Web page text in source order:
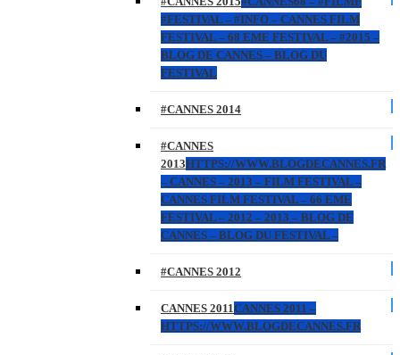
#FESTIVAL – #INFO – CANNES FILM
FESTIVAL – 68 EME FESTIVAL – #2015 –
BLOG DE CANNES – BLOG DU
FESTIVAL
#CANNES 2014
#CANNES
2013HTTPS://WWW.BLOGDECANNES.FR
– CANNES – 2013 – FILM FESTIVAL –
CANNES FILM FESTIVAL – 66 EME
FESTIVAL – 2012 – 2013 – BLOG DE
CANNES – BLOG DU FESTIVAL –
#CANNES 2012
CANNES 2011CANNES 2011 –
HTTPS://WWW.BLOGDECANNES.FR